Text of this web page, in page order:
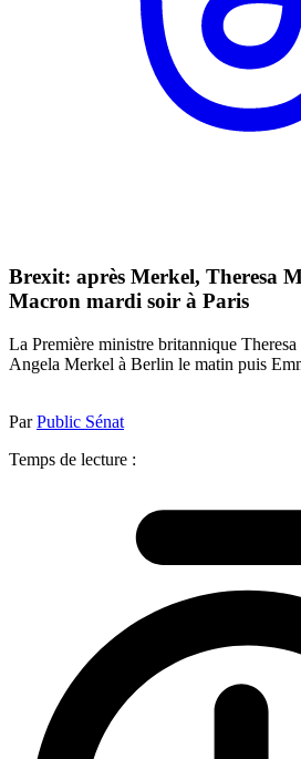
Brexit: après Merkel, Theresa
Macron mardi soir à Paris
La Première ministre britannique
Angela Merkel à Berlin le matin puis
ParPublic Sénat
Temps de lecture :